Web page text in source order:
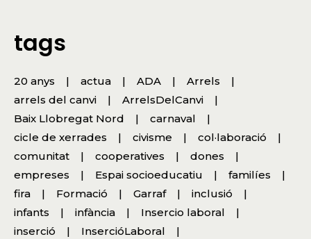
tags
20 anys actua ADA
Arrels
arrels del canvi
ArrelsDelCanvi
Baix Llobregat Nord
carnaval
cicle de xerrades
civisme
col·laboració
comunitat
cooperatives
dones
empreses
Espai socioeducatiu
familíes
fira
Formació Garraf
inclusió
infants
infància
Insercio laboral
inserció
InsercióLaboral